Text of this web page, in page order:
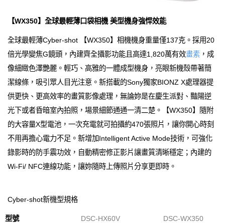
【WX350】全球最輕薄口袋相機 美型機身強悍效能
全球最輕薄Cyber-shot 【WX350】相機機身重量僅137克。採用20
倍光學變焦G鏡頭，內建齊全攝影功能且高達1,820萬有效畫素 ，成
像細緻色澤艷麗。輕巧、高雅的一體成型機身，亮眼新機殼帶著簡
潔線條，吸引眾人目光注意。新搭載的Sony獨家BIONZ X處理器提
供更快、更高效率的畫質影像處理，無論妳是在慶生派對、豔陽逆
光下或者昏暗室內拍照，場景細節通通一清二楚。【WX350】隨附
的大容量X型電池，一次充電就可拍攝約470張照片，讓你開心時刻
不用再擔心電力不足。新增加Intelligent Active Mode技術，可強化
錄影時的防手震功效，自動精密修正影片讓畫質清晰穩定；內建的
Wi-Fi/ NFC連線功能，讓妳隨時上傳照片分享更即時。
Cyber-shot新機型規格
型號 DSC-HX60V
DSC-WX350